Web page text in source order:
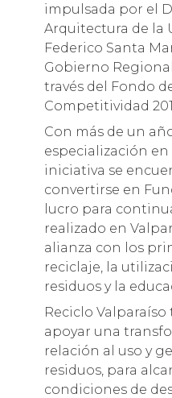
impulsada por el
Arquitectura de la
Federico Santa
Gobierno
través del Fondo
Competitividad
Con más de un
especialización en
iniciativa se
convertirse en
lucro para
realizado en
alianza con los
reciclaje, la
residuos y la
Reciclo
apoyar una
relación al uso y
residuos, para
condiciones de